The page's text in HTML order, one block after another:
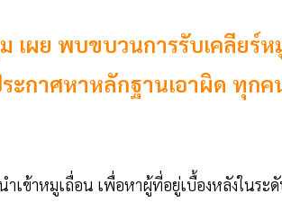
เผย พบขบวนการรับเคลียร์ห
ระกาศหาหลักฐานเอาผิด ทุกค
เข้าหมูเถื่อน เพื่อหาผู้ที่อยู่เบื้องหลังในระ